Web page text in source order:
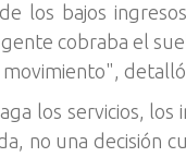
los bajos
cobraba el
movimiento",
los servicios, los
no una decisión